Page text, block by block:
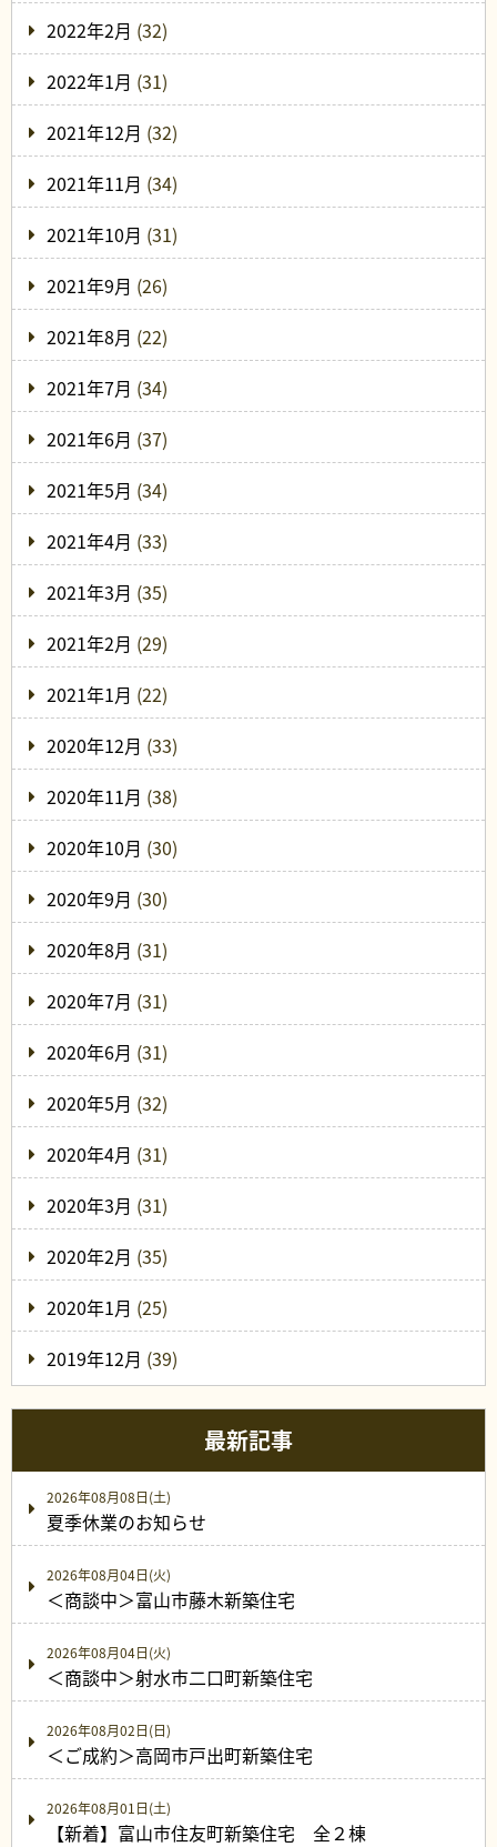
2022年2月 (32)
2022年1月 (31)
2021年12月 (32)
2021年11月 (34)
2021年10月 (31)
2021年9月 (26)
2021年8月 (22)
2021年7月 (34)
2021年6月 (37)
2021年5月 (34)
2021年4月 (33)
2021年3月 (35)
2021年2月 (29)
2021年1月 (22)
2020年12月 (33)
2020年11月 (38)
2020年10月 (30)
2020年9月 (30)
2020年8月 (31)
2020年7月 (31)
2020年6月 (31)
2020年5月 (32)
2020年4月 (31)
2020年3月 (31)
2020年2月 (35)
2020年1月 (25)
2019年12月 (39)
最新記事
2026年08月08日(土)
夏季休業のお知らせ
2026年08月04日(火)
＜商談中＞富山市藤木新築住宅
2026年08月04日(火)
＜商談中＞射水市二口町新築住宅
2026年08月02日(日)
＜ご成約＞高岡市戸出町新築住宅
2026年08月01日(土)
【新着】富山市住友町新築住宅 全２棟